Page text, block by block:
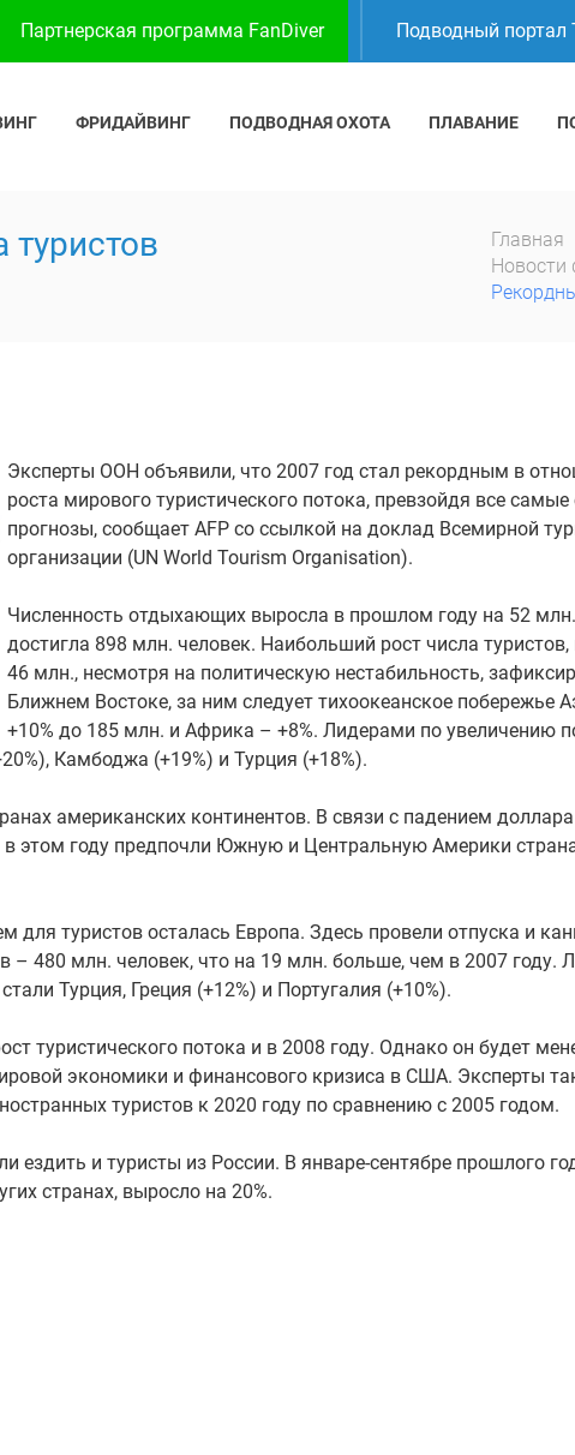
Партнерская программа FanDiver Подводный портал
ФРИДАЙВИНГ ПОДВОДНАЯ ОХОТА ПЛАВАНИЕ
Главная
Новости
Эксперты ООН объявили, что 2007 год стал рекордным в
роста мирового туристического потока, превзойдя все
прогнозы, сообщает AFP со ссылкой на доклад Всемирной
организации (UN World Tourism Organisation).
Численность отдыхающих выросла в прошлом году на 52 млн.
достигла 898 млн. человек. Наибольший рост числа туристов,
46 млн., несмотря на политическую нестабильность,
Ближнем Востоке, за ним следует тихоокеанское побережье
+10% до 185 млн. и Африка – +8%. Лидерами по увеличению
Камбоджа (+19%) и Турция (+18%).
американских континентов. В связи с падением
этом году предпочли Южную и Центральную Америки
туристов осталась Европа. Здесь провели отпуска и
– 480 млн. человек, что на 19 млн. больше, чем в 2007 году.
Турция, Греция (+12%) и Португалия (+10%).
туристического потока и в 2008 году. Однако он будет
экономики и финансового кризиса в США. Эксперты
туристов к 2020 году по сравнению с 2005 годом.
ездить и туристы из России. В январе-сентябре прошлого
странах, выросло на 20%.